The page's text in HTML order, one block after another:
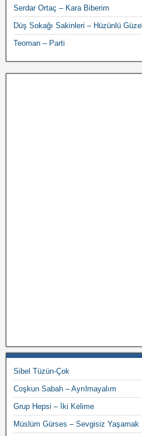
Serdar Ortaç – Kara Biberim
Düş Sokağı Sakinleri – Hüzünlü Güzel
Teoman – Parti
Sibel Tüzün-Çok
Coşkun Sabah – Ayrılmayalım
Grup Hepsi – İki Kelime
Müslüm Gürses – Sevgisiz Yaşamak